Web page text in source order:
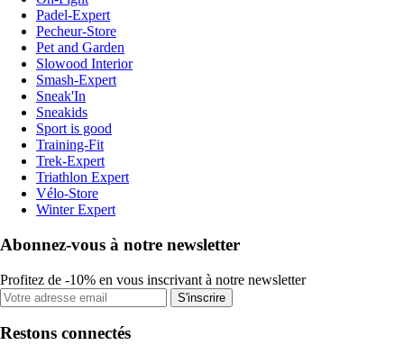
Padel-Expert
Pecheur-Store
Pet and Garden
Slowood Interior
Smash-Expert
Sneak'In
Sneakids
Sport is good
Training-Fit
Trek-Expert
Triathlon Expert
Vélo-Store
Winter Expert
Abonnez-vous à notre newsletter
Profitez de -10% en vous inscrivant à notre newsletter
S'inscrire
Restons connectés